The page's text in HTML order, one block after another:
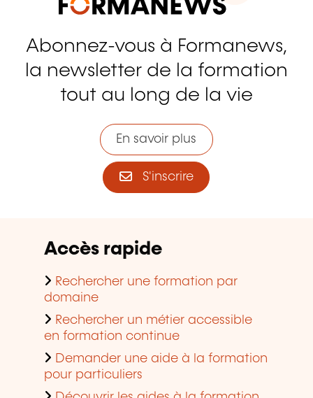
Abonnez-vous à Formanews,
la newsletter de la formation
tout au long de la vie
En savoir plus
S'inscrire
Accès rapide
Rechercher une formation par
domaine
Rechercher un métier accessible
en formation continue
Demander une aide à la formation
pour particuliers